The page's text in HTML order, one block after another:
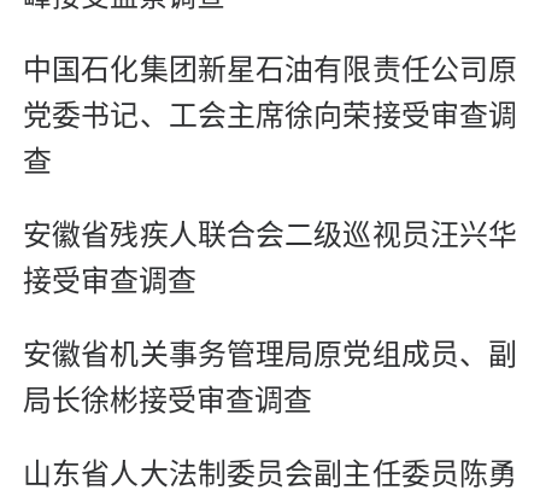
中国石化集团新星石油有限责任公司原
党委书记、工会主席徐向荣接受审查调
查
安徽省残疾人联合会二级巡视员汪兴华
接受审查调查
安徽省机关事务管理局原党组成员、副
局长徐彬接受审查调查
山东省人大法制委员会副主任委员陈勇